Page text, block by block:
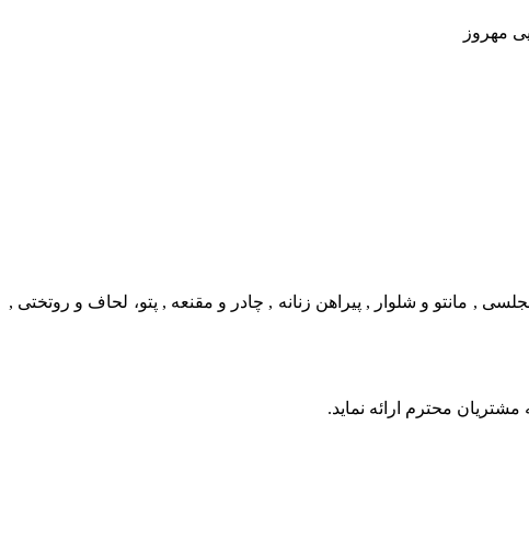
و شلوار , پیراهن زنانه , چادر و مقنعه , پتو، لحاف و روتختی ,
محترم ارائه نماید.